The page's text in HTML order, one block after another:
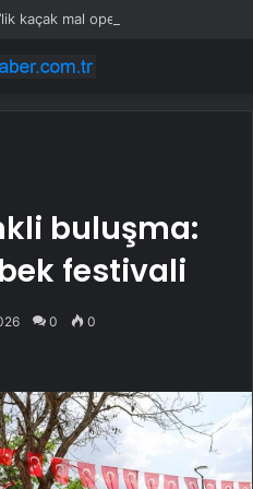
kaçak mal operasyonu
buluşma:
festivali
0 0